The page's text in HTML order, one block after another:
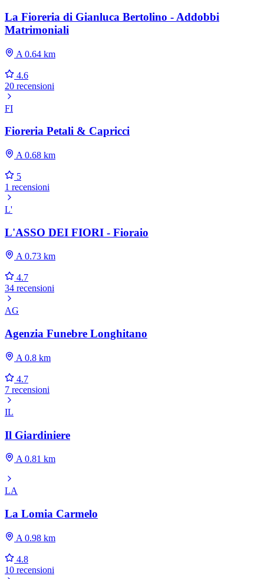
La Fioreria di Gianluca Bertolino - Addobbi
Matrimoniali
A 0.64 km
4.6
20 recensioni
FI
Fioreria Petali & Capricci
A 0.68 km
5
1 recensioni
L'
L'ASSO DEI FIORI - Fioraio
A 0.73 km
4.7
34 recensioni
AG
Agenzia Funebre Longhitano
A 0.8 km
4.7
7 recensioni
IL
Il Giardiniere
A 0.81 km
LA
La Lomia Carmelo
A 0.98 km
4.8
10 recensioni